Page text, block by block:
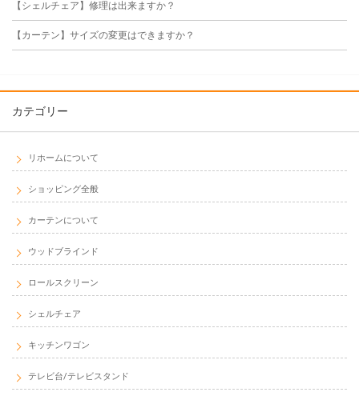
【シェルチェア】修理は出来ますか？
【カーテン】サイズの変更はできますか？
カテゴリー
リホームについて
ショッピング全般
カーテンについて
ウッドブラインド
ロールスクリーン
シェルチェア
キッチンワゴン
テレビ台/テレビスタンド